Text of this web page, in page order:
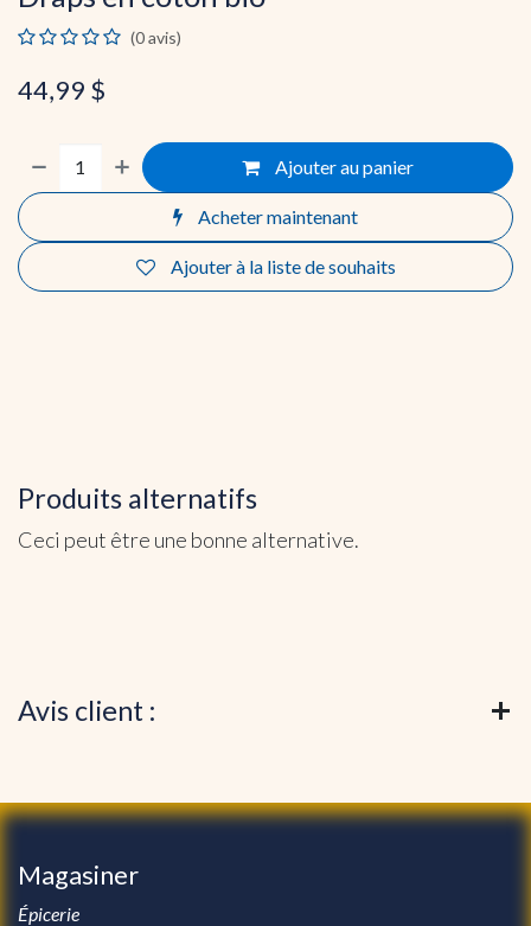
(0 avis)
44,99 $
Ajouter au panier
Acheter maintenant
Ajouter à la liste de souhaits
Produits alternatifs
Ceci peut être une bonne alternative.
Avis client :
Magasiner
Épicerie